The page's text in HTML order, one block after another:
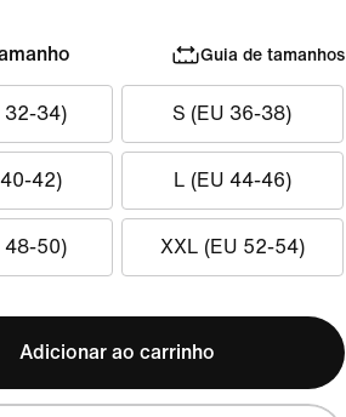
Guia de tamanhos
32-34) S (EU 36-38)
42) L (EU 44-46)
48-50) XXL (EU 52-54)
Adicionar ao carrinho